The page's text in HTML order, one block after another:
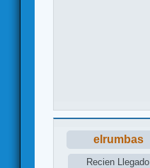
elrumbas
Recien Llegado